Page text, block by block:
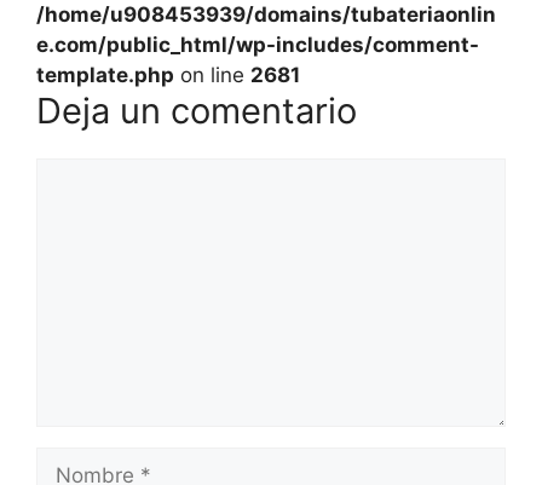
/home/u908453939/domains/tubateriaonlin
e.com/public_html/wp-includes/comment-
template.php on line 2681
Deja un comentario